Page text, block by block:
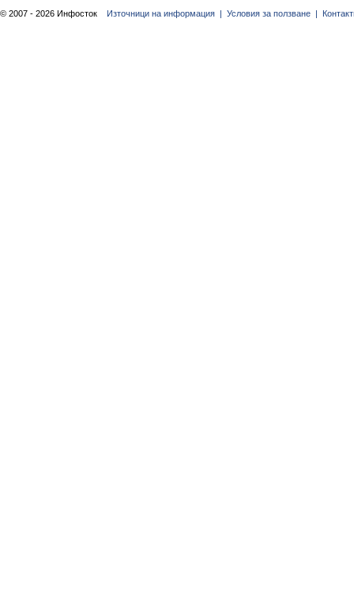
© 2007 - 2026 Инфосток Източници на информация | Условия за ползване |